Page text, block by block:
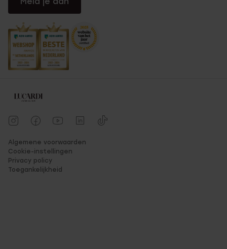
Algemene voorwaarden
Cookie-instellingen
Privacy policy
Toegankelijkheid